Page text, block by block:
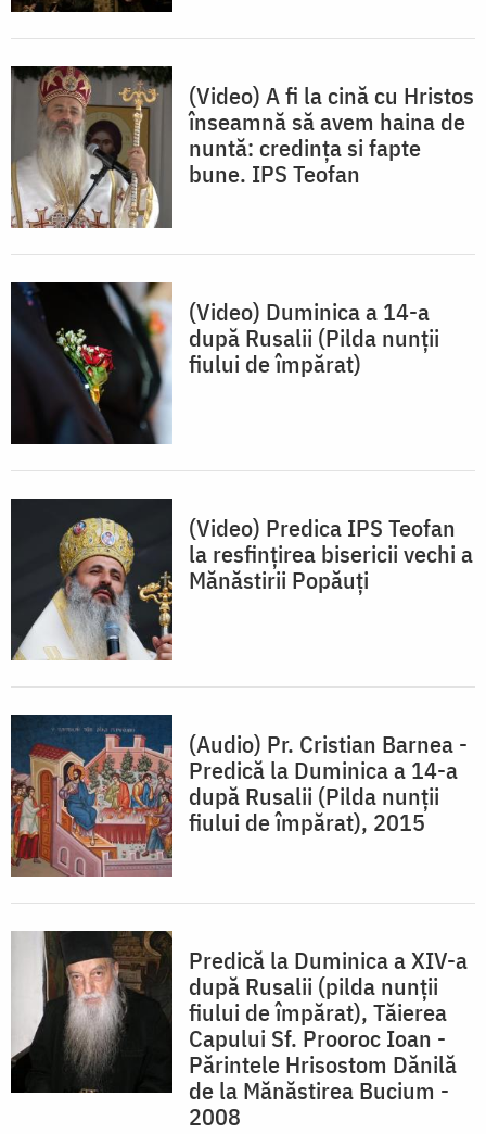
(Video) A fi la cină cu Hristos
înseamnă să avem haina de
nuntă: credința si fapte
bune. IPS Teofan
(Video) Duminica a 14-a
după Rusalii (Pilda nunții
fiului de împărat)
(Video) Predica IPS Teofan
la resfințirea bisericii vechi a
Mănăstirii Popăuți
(Audio) Pr. Cristian Barnea -
Predică la Duminica a 14-a
după Rusalii (Pilda nunții
fiului de împărat), 2015
Predică la Duminica a XIV-a
după Rusalii (pilda nunţii
fiului de împărat), Tăierea
Capului Sf. Prooroc Ioan -
Părintele Hrisostom Dănilă
de la Mănăstirea Bucium -
2008